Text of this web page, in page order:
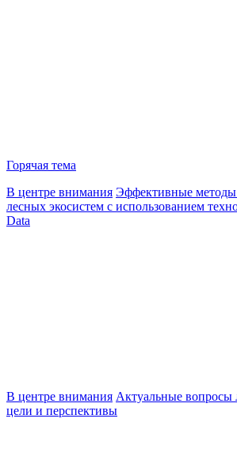
Горячая тема
В центре внимания Эффективные
лесных экосистем с использованием
Data
В центре внимания Актуальные вопросы
цели и перспективы